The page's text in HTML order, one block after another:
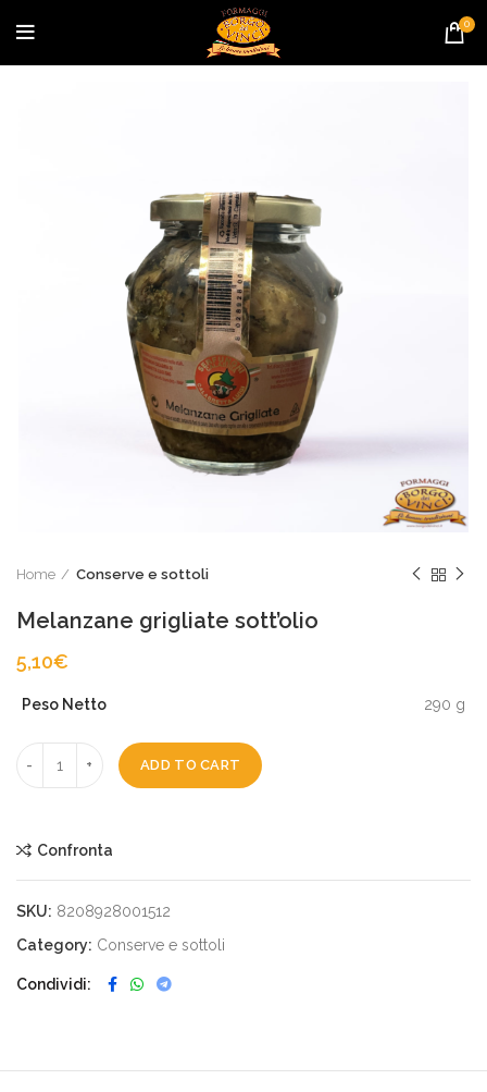
0
Home Conserve e sottoli
Melanzane grigliate sott’olio
5,10€
Peso Netto 290 g
ADD TO CART
Confronta
SKU: 8208928001512
Category: Conserve e sottoli
Condividi
banner coupon?